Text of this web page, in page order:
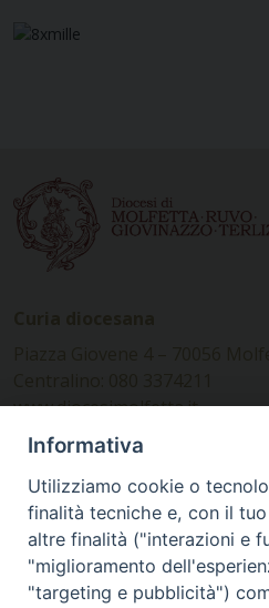
www.diocesimolfetta.it –
Ufficio Comunicazioni sociali
Piazza Giovene 4 – 70056
Informativa
Utilizziamo cookie o
finalità tecniche e, con il
altre finalità ("interazioni e
"miglioramento
"targeting e pubblicità")